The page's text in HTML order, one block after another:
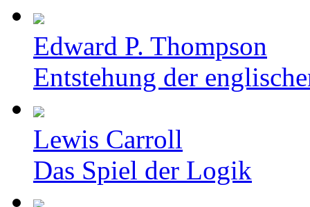
Edward P. Thompson
Entstehung der
Lewis Carroll
Das Spiel der Logik